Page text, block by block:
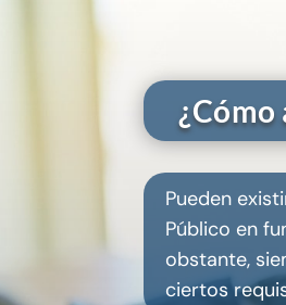
Pueden
Público en
obstante,
ciertos